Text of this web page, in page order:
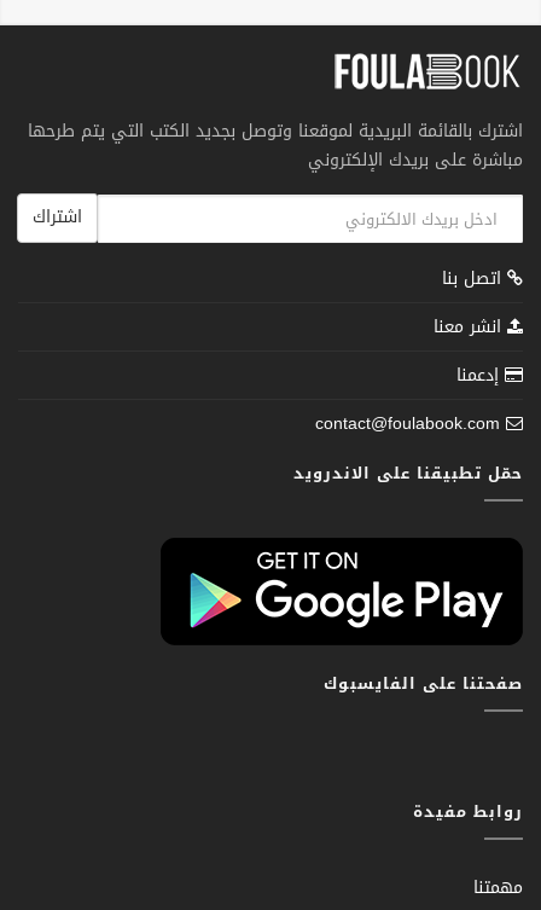
اشترك بالقائمة البريدية لموقعنا وتوصل بجديد الكتب التي يتم طرحها
مباشرة على بريدك الإلكتروني
اشتراك
اتصل بنا
انشر معنا
إدعمنا
contact@foulabook.com
حمّل تطبيقنا على الاندرويد
صفحتنا على الفايسبوك
روابط مفيدة
مهمتنا